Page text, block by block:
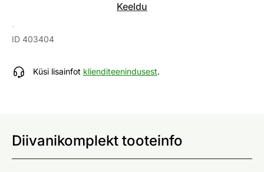
Keeldu
Diivanikomplekt
ID 403404
Küsi lisainfot klienditeenindusest.
Diivanikomplekt tooteinfo